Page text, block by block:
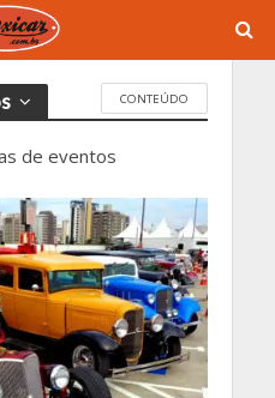
CONTEÚDO
de eventos